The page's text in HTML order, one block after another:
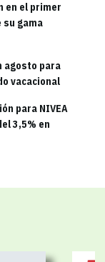
en el primer
su gama
agosto para
vacacional
para NIVEA
3,5% en